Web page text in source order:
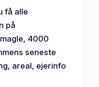
få alle
på
4000
seneste
areal, ejerinfo